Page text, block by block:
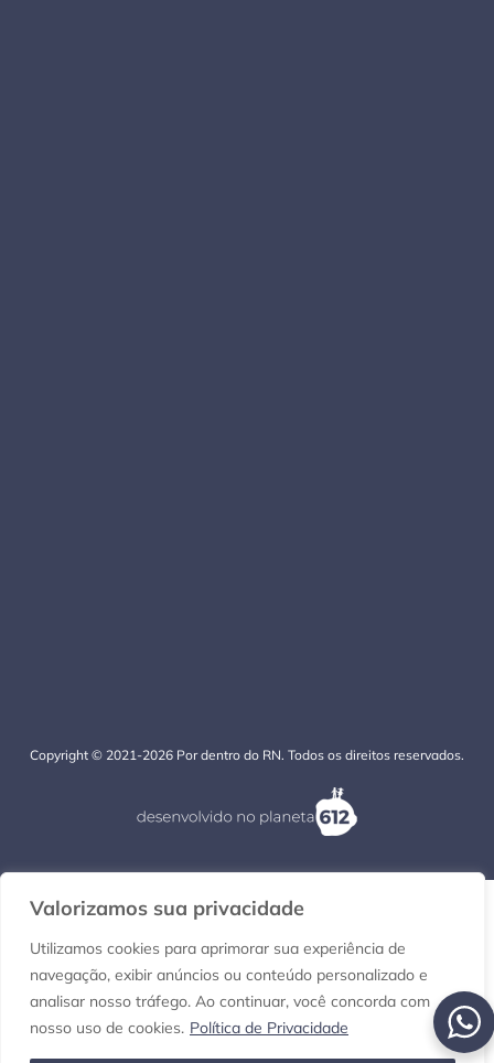
Valorizamos sua privacidade
Utilizamos cookies para aprimorar sua experiência de
navegação, exibir anúncios ou conteúdo personalizado e
analisar nosso tráfego. Ao continuar, você concorda com
nosso uso de cookies. Política de Privacidade
Copyright © 2021-2026 Por dentro do RN. Todos os direitos reservados.